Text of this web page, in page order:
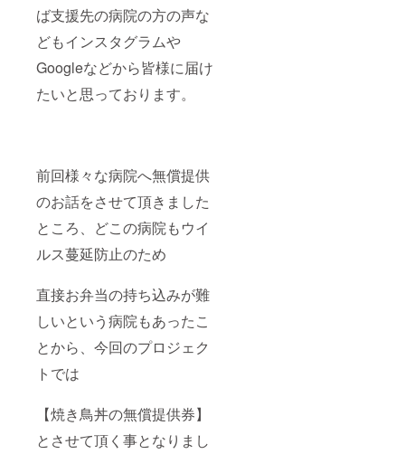
ば支援先の病院の方の声な
どもインスタグラムや
Googleなどから皆様に届け
たいと思っております。
前回様々な病院へ無償提供
のお話をさせて頂きました
ところ、どこの病院もウイ
ルス蔓延防止のため
直接お弁当の持ち込みが難
しいという病院もあったこ
とから、今回のプロジェク
トでは
【焼き鳥丼の無償提供券】
とさせて頂く事となりまし